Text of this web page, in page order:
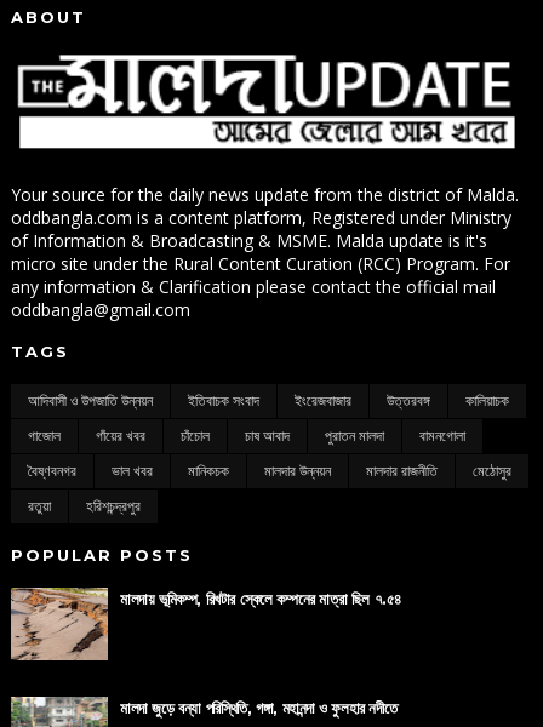
ABOUT
Your source for the daily news update from the district of Malda.
oddbangla.com is a content platform, Registered under Ministry
of Information & Broadcasting & MSME. Malda update is it's
micro site under the Rural Content Curation (RCC) Program. For
any information & Clarification please contact the official mail
oddbangla@gmail.com
TAGS
আদিবাসী ও উপজাতি উন্নয়ন ইতিবাচক সংবাদ ইংরেজবাজার উত্তরবঙ্গ
কালিয়াচক
গাজোল
গাঁয়ের খবর চাঁচোল চাষ আবাদ পুরাতন মালদা
বামনগোলা
বৈষ্ণবনগর
ভাল খবর মানিকচক মালদার উন্নয়ন মালদার রাজনীতি
মেঠোসুর
রতুয়া
হরিশচন্দ্রপুর
POPULAR POSTS
মালদায় ভূমিকম্প, রিখটার স্কেলে কম্পনের মাত্রা ছিল ৭.৫৪
মালদা জুড়ে বন্যা পরিস্থিতি, গঙ্গা, মহানন্দা ও ফুলহার নদীতে